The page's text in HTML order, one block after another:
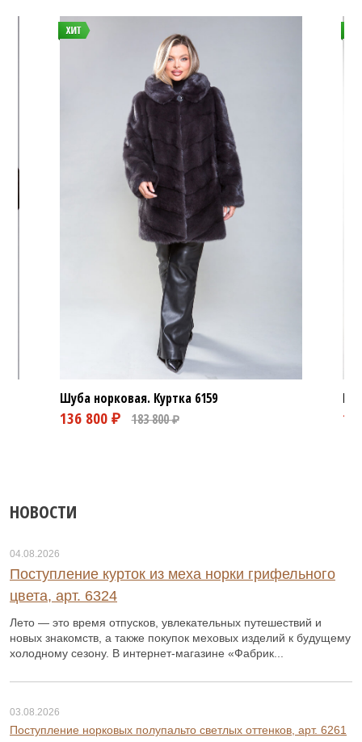
Шуба норковая. Куртка 6159
НОВОСТИ
04.08.2026
Поступление курток из меха норки грифельного
цвета, арт. 6324
Лето — это время отпусков, увлекательных путешествий и
новых знакомств, а также покупок меховых изделий к будущему
холодному сезону. В интернет-магазине «Фабрик...
03.08.2026
Поступление норковых полупальто светлых оттенков, арт. 6261